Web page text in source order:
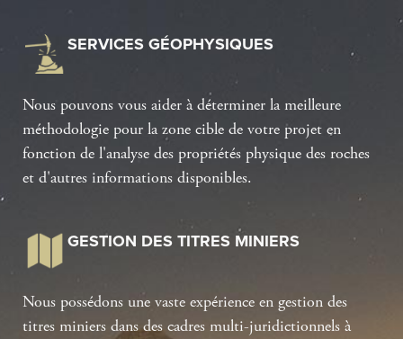
SERVICES GÉOPHYSIQUES
Nous pouvons vous aider à déterminer la meilleure
méthodologie pour la zone cible de votre projet en
fonction de l'analyse des propriétés physique des roches
et d'autres informations disponibles.
GESTION DES TITRES MINIERS
Nous possédons une vaste expérience en gestion des
titres miniers dans des cadres multi-juridictionnels à